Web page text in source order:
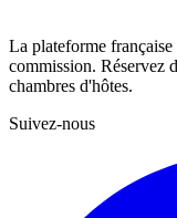
La plateforme française
commission. Réservez
chambres d'hôtes.
Suivez-nous